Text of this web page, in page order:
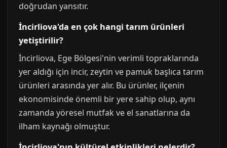
doğrudan yansıtır.
İncirliova'da en çok hangi tarım ürünleri
yetiştirilir?
İncirliova, Ege Bölgesi'nin verimli topraklarında
yer aldığı için incir, zeytin ve pamuk başlıca tarım
ürünleri arasında yer alır. Bu ürünler, ilçenin
ekonomisinde önemli bir yere sahip olup, aynı
zamanda yöresel mutfak ve el sanatlarına da
ilham kaynağı olmuştur.